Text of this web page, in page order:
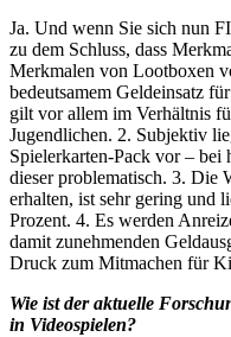
Ja. Und wenn Sie sich nun
zu dem Schluss, dass
Merkmalen von Lootboxen
bedeutsamem Geldeinsatz
gilt vor allem im Verhältnis
Jugendlichen. 2. Subjektiv
Spielerkarten-Pack vor –
dieser problematisch. 3. Die
erhalten, ist sehr gering und
Prozent. 4. Es werden
damit zunehmenden
Druck zum Mitmachen für
Wie ist der aktuelle
in Videospielen?